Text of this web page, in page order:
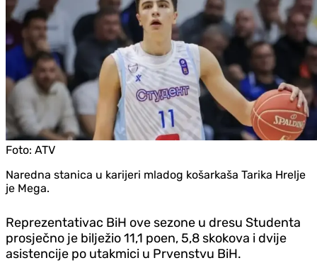
Foto: ATV
Naredna stanica u karijeri mladog košarkaša Tarika Hrelje
je Mega.
Reprezentativac BiH ove sezone u dresu Studenta
prosječno je bilježio 11,1 poen, 5,8 skokova i dvije
asistencije po utakmici u Prvenstvu BiH.